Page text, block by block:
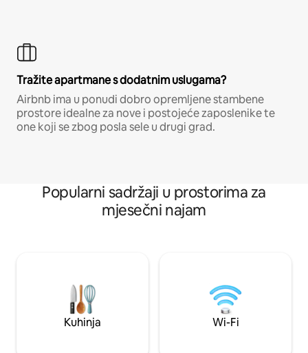
Tražite apartmane s dodatnim uslugama?
Airbnb ima u ponudi dobro opremljene stambene
prostore idealne za nove i postojeće zaposlenike te
one koji se zbog posla sele u drugi grad.
Popularni sadržaji u prostorima za
mjesečni najam
Kuhinja Wi-Fi